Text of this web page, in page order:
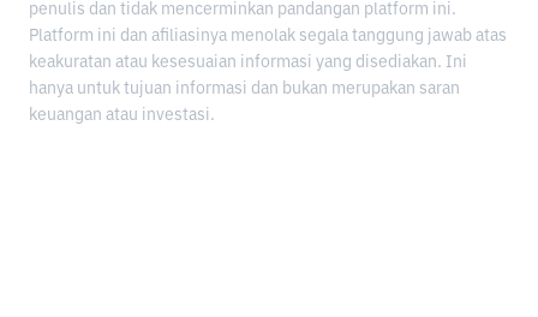
penulis dan tidak mencerminkan pandangan platform ini.
Platform ini dan afiliasinya menolak segala tanggung jawab atas
keakuratan atau kesesuaian informasi yang disediakan. Ini
hanya untuk tujuan informasi dan bukan merupakan saran
keuangan atau investasi.